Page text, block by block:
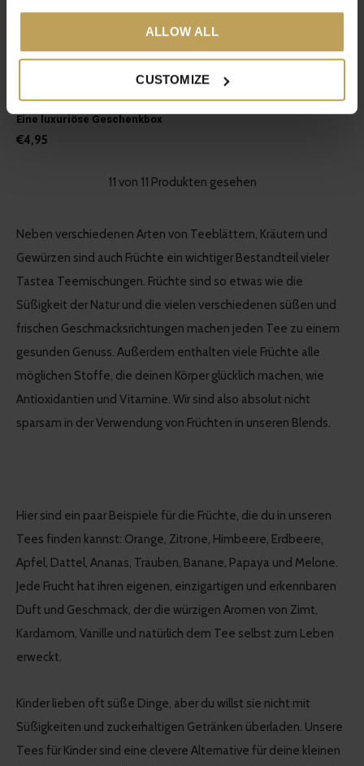
ALLOW ALL
CUSTOMIZE
Geschenkbox
Eine luxuriöse Geschenkbox
€4,95
11 von 11 Produkten gesehen
Neben verschiedenen Arten von Teeblättern, Kräutern und
Gewürzen sind auch Früchte ein wichtiger Bestandteil vieler
Tastea Teemischungen. Früchte sind so etwas wie die
Süßigkeit der Natur und die vielen verschiedenen süßen und
frischen Geschmacksrichtungen machen jeden Tee zu einem
gesunden Genuss. Außerdem enthalten viele Früchte alle
möglichen Stoffe, die deinen Körper glücklich machen, wie
Antioxidantien und Vitamine. Wir sind also absolut nicht
sparsam in der Verwendung von Früchten in unseren Blends.
Hier sind ein paar Beispiele für die Früchte, die du in unseren
Tees finden kannst: Orange, Zitrone, Himbeere, Erdbeere,
Apfel, Dattel, Ananas, Trauben, Banane, Papaya und Melone.
Jede Frucht hat ihren eigenen, einzigartigen und erkennbaren
Duft und Geschmack, der die würzigen Aromen von Zimt,
Kardamom, Vanille und natürlich dem Tee selbst zum Leben
erweckt.
Kinder lieben oft süße Dinge, aber du willst sie nicht mit
Süßigkeiten und zuckerhaltigen Getränken überladen. Unsere
Tees für Kinder sind eine clevere Alternative für deine kleinen